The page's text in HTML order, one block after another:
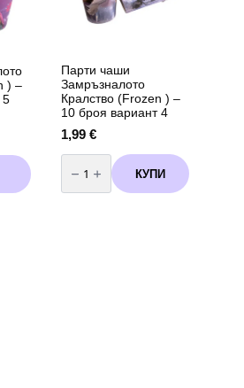
) –
5
Парти чаши
Замръзналото
Кралство (Frozen ) –
10 броя вариант 4
1,99 €
количество
за
Парти
чаши
КУПИ